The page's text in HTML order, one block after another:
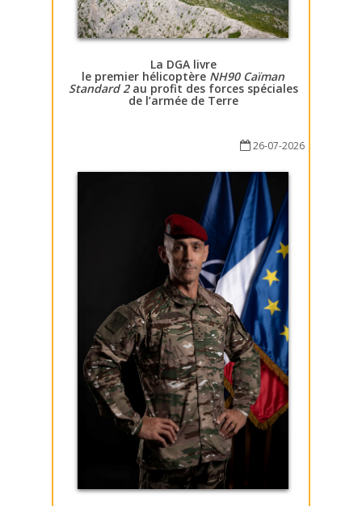
La DGA livre
le premier hélicoptère NH90 Caïman
Standard 2au profit des forces spéciales
de l’armée de Terre
26-07-2026